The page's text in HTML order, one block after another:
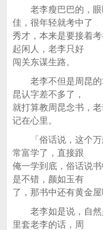
老李瘦巴巴的，眼
佳，很年轻就考中了
秀才，本来是要接着
起闲人，老李只好
闯关东谋生路。
老李不但是周昆的
昆认字差不多了，
就打算教周昆念书，
记在心里。
「俗话说，这个万
常富学了，直接跟
俺一学到底，俗话说
是不错，颜如玉有
了，那书中还有黄金
老李如是说，自然
里套老李的话，周